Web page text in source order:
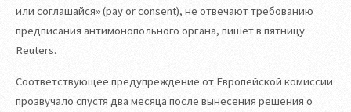
или соглашайся» (pay or consent), не отвечают требованию
предписания антимонопольного органа, пишет в пятницу
Reuters.
Соответствующее предупреждение от Европейской комиссии
прозвучало спустя два месяца после вынесения решения о